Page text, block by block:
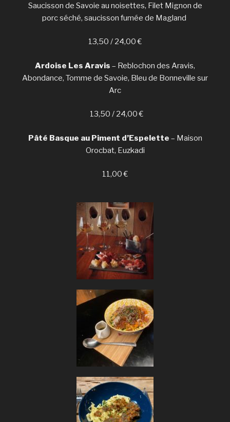
Saucisson de Savoie au noisettes, Filet Mignon de
porc séché, saucisson fumée de Magland
13,50 / 24,00 €
Ardoise Les Aravis – Reblochon des Aravis,
Abondance, Tomme de Savoie, Bleu de Bonneville sur
Arc
13,50 / 24,00 €
Pâté Basque au Piment d’Espelette – Maison
Orocbat, Euzkadi
11,00 €